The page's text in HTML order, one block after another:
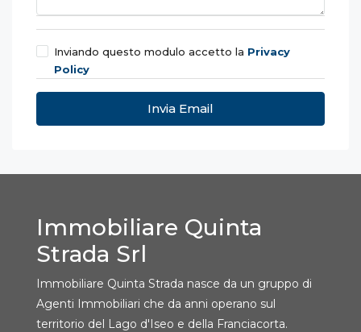
Inviando questo modulo accetto la Privacy
Policy
Invia Email
Immobiliare Quinta
Strada Srl
Immobiliare Quinta Strada nasce da un gruppo di
Agenti Immobiliari che da anni operano sul
territorio del Lago d'Iseo e della Franciacorta.